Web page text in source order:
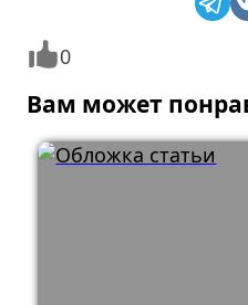
0
Вам может